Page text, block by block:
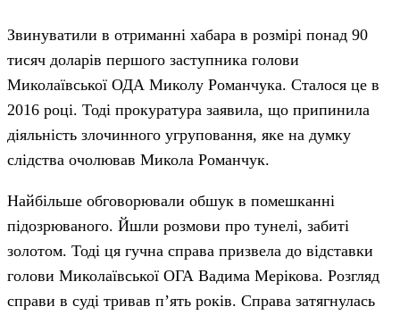
Звинуватили в отриманні хабара в розмірі понад 90
тисяч доларів першого заступника голови
Миколаївської ОДА Миколу Романчука. Сталося це в
2016 році. Тоді прокуратура заявила, що припинила
діяльність злочинного угруповання, яке на думку
слідства очолював Микола Романчук.
Найбільше обговорювали обшук в помешканні
підозрюваного. Йшли розмови про тунелі, забиті
золотом. Тоді ця гучна справа призвела до відставки
голови Миколаївської ОГА Вадима Мерікова. Розгляд
справи в суді тривав п’ять років. Справа затягнулась